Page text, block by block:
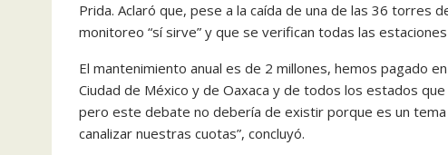
Prida. Aclaró que, pese a la caída de una de las 36 torres
monitoreo “sí sirve” y que se verifican todas las
El mantenimiento anual es de 2 millones, hemos pagado
Ciudad de México y de Oaxaca y de todos los estados
pero este debate no debería de existir porque es un
canalizar nuestras cuotas”, concluyó.